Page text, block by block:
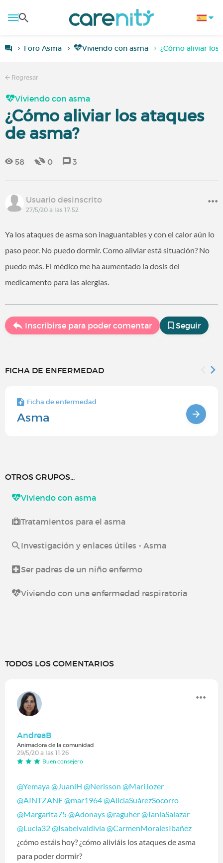
Foro Asma Viviendo con asma ¿Cómo aliviar los
Regresar
Viviendo con asma
¿Cómo aliviar los ataques
de asma?
58 0 3
Usuario desinscrito
27/5/20 a las 17:52
Ya los ataques de asma son inaguantables y con el calor aún lo
paso peor. No puedo dormir. Como aliviar está situación? No
puedo más. El médico me ha aumentado la dosis del
medicamento para las alergias.
Inscribirse para poder comentar Seguir
FICHA DE ENFERMEDAD
Ficha de enfermedad
Asma
OTROS GRUPOS...
Viviendo con asma
Tratamientos para el asma
Investigación y enlaces útiles - Asma
Ser padres de un niño enfermo
Viviendo con una enfermedad respiratoria
TODOS LOS COMENTARIOS
AndreaB
Animadora de la comunidad
29/5/20 a las 11:26
Buen consejero
@Yemaya@JuaniH @Nerisson @MariJozer
@AINTZANE@mar1964@AliciaSuárezSocorro
@Margarita75@Adonays@raguher@TaniaSalazar
@Lucia32@Isabelvaldivia@CarmenMoralesIbañez
¿cómo estáis hoy? ¿cómo aliviáis los ataques de asma
para poder dormir?